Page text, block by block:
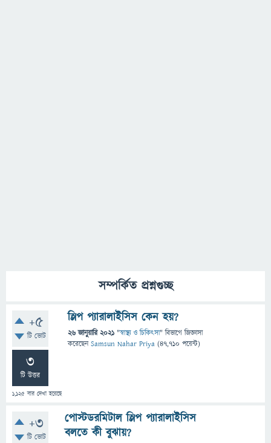
সম্পর্কিত প্রশ্নগুচ্ছ
+5
টি ভোট
3
টি উত্তর
1,125 বার দেখা হয়েছে
স্লিপ প্যারালাইসিস কেন হয়?
26 জানুয়ারি 2021 "স্বাস্থ্য ও চিকিৎসা" বিভাগে জিজ্ঞাসা
করেছেনSamsun Nahar Priya (47,710 পয়েন্ট)
+3
টি ভোট
পোস্টডরমিটাল স্লিপ প্যারালাইসিস
বলতে কী বুঝায়?